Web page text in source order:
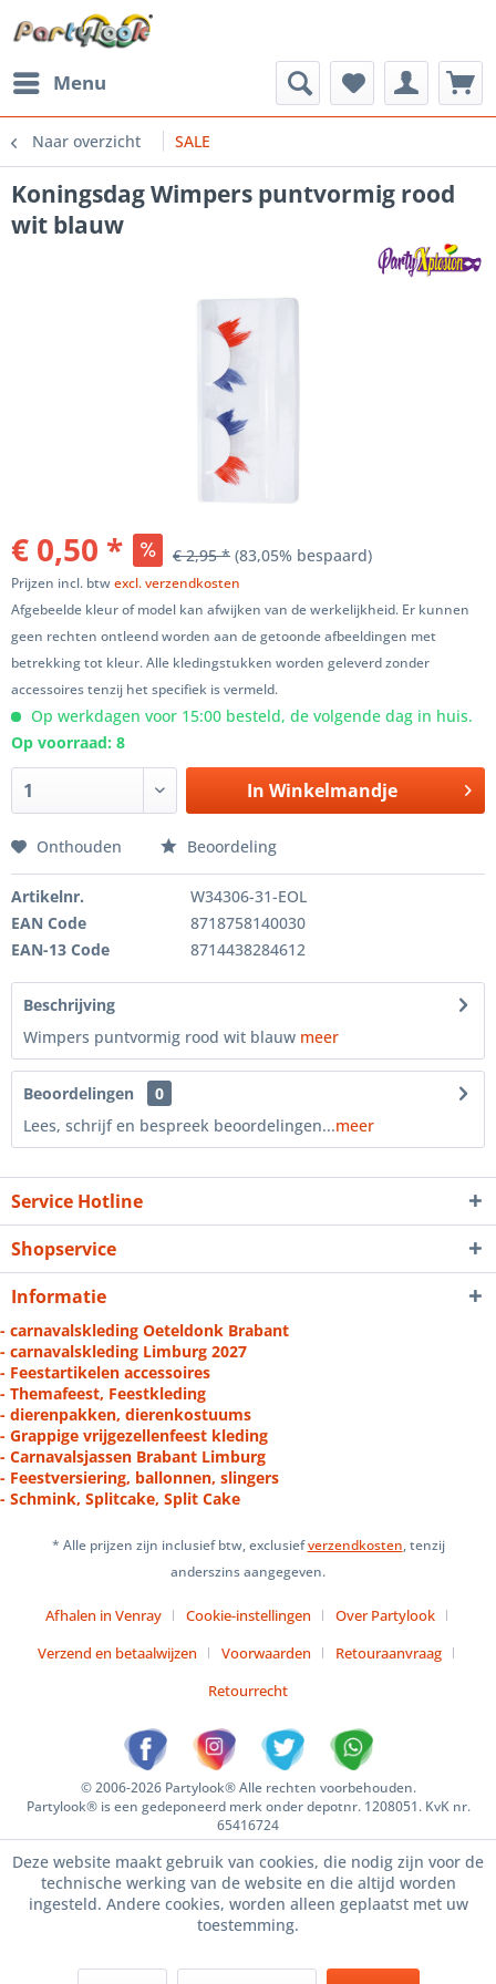
Menu
Naar overzicht SALE
Koningsdag Wimpers puntvormig rood
wit blauw
€ 0,50 * € 2,95 * (83,05% bespaard)
Prijzen incl. btwexcl. verzendkosten
Afgebeelde kleur of model kan afwijken van de werkelijkheid. Er kunnen
geen rechten ontleend worden aan de getoonde afbeeldingen met
betrekking tot kleur. Alle kledingstukken worden geleverd zonder
accessoires tenzij het specifiek is vermeld.
Op werkdagen voor 15:00 besteld, de volgende dag in huis.
Op voorraad: 8
In Winkelmandje
Onthouden Beoordeling
Artikelnr.
W34306-31-EOL
EAN Code
8718758140030
EAN-13 Code
8714438284612
Beschrijving
Wimpers puntvormig rood wit blauw meer
Beoordelingen
0
Lees, schrijf en bespreek beoordelingen...meer
Service Hotline
Shopservice
Informatie
- carnavalskleding Oeteldonk Brabant
- carnavalskleding Limburg 2027
- Feestartikelen accessoires
- Themafeest, Feestkleding
- dierenpakken, dierenkostuums
- Grappige vrijgezellenfeest kleding
- Carnavalsjassen Brabant Limburg
- Feestversiering, ballonnen, slingers
- Schmink, Splitcake, Split Cake
* Alle prijzen zijn inclusief btw, exclusiefverzendkosten, tenzij
anderszins aangegeven.
Afhalen in Venray Cookie-instellingen
Over Partylook
Verzend en betaalwijzen
Voorwaarden
Retouraanvraag
Retourrecht
© 2006-2026 Partylook® Alle rechten voorbehouden.
Partylook® is een gedeponeerd merk onder depotnr. 1208051. KvK nr.
65416724
Deze website maakt gebruik van cookies, die nodig zijn voor de
technische werking van de website en die altijd worden
ingesteld. Andere cookies, worden alleen geplaatst met uw
toestemming.